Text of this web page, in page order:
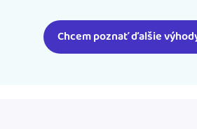
Chcem poznať ďalšie